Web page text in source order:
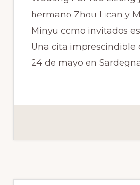
hermano Zhou Lican y
Minyu como invitados
Una cita imprescindible
24 de mayo en